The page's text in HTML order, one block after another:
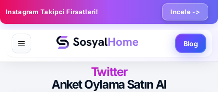
Instagram Takipci Firsatlari! Incele ->
Blog
Twitter
Anket Oylama Satın Al